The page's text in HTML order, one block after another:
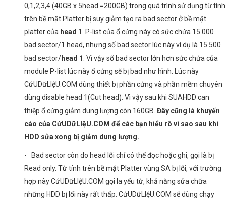
0,1,2,3,4 (40GB x 5head =200GB) trong quá trình sử dụng từ tính
trên bề mặt Platter bị suy giảm tạo ra bad sector ở bề mặt
platter của head 1 . P-list của ổ cứng này có sức chứa 15.000
bad sector/1 head, nhưng số bad sector lúc này ví dụ là 15.500
bad sector/head 1 . Vì vậy số bad sector lớn hơn sức chứa của
module P-list lúc này ổ cứng sẽ bị bad như hình. Lúc này
CứUDữLIệU.COM dùng thiết bị phần cứng và phần mềm chuyên
dùng disable head 1(Cut head). Vì vậy sau khi SUAHDD can
thiệp ổ cứng giảm dung lượng còn 160GB. Đây cũng là khuyến
cáo của CứUDữLIệU.COM để các bạn hiểu rõ vì sao sau khi
HDD sửa xong bị giảm dung lượng.
- Bad sector còn do head lỗi chỉ có thể đọc hoặc ghi, gọi là bị
Read only. Từ tính trên bề mặt Platter vùng SA bị lỗi, với trường
hợp này CứUDữLIệU.COM gọi la yếu từ, khả năng sửa chữa
những HDD bị lổi này rất thấp. CứUDữLIệU.COM sẽ dùng chạy